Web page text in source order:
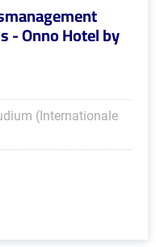
- Onno Hotel by
(Internationale